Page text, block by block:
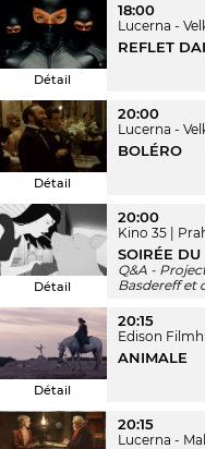
Détail
18:00
Lucerna -
REFLET
Détail
20:00
Lucerna -
BOLÉRO
Détail
20:00
Kino 35
SOIRÉE DU
Q&A -
Basdereff et
Détail
20:15
Edison
ANIMALE
20:15
Lucerna -